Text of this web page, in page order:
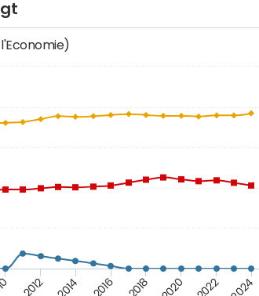
2012 2014 2016 2018 2020 2022 2024